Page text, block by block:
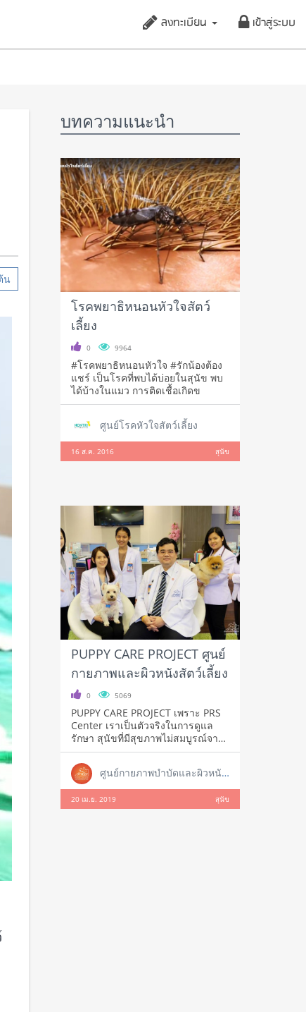
ลงทะเบียน เข้าสู่ระบบ
น
บทความแนะนำ
‎โรคพยาธิหนอนหัวใจ‬สัตว์
เลี้ยง
0 9964
‪#‎โรคพยาธิหนอนหัวใจ‬ ‪#‎รักน้องต้อง
แชร์‬ เป็นโรคที่พบได้บ่อยในสุนัข พบ
ได้บ้างในแมว การติดเชื้อเกิดข
ศูนย์โรคหัวใจสัตว์เลี้ยง
16 ส.ค. 2016 สุนัข
PUPPY CARE PROJECT ศูนย์
กายภาพและผิวหนังสัตว์เลี้ยง
0 5069
PUPPY CARE PROJECT เพราะ PRS
Center เราเป็นตัวจริงในการดูแล
รักษา สุนัขที่มีสุขภาพไม่สมบูรณ์จาก
การดู
ศูนย์กายภาพบำบัดและผิวหนังสัตว์เลี้ยง
20 เม.ย. 2019 สุนัข